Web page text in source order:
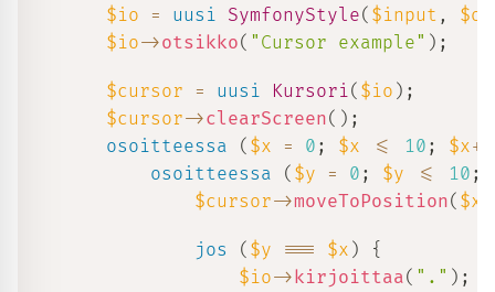
$io
= uusi SymfonyStyle( $input ,
$io->otsikko( "Cursor example" ) ;
$cursor
= uusi Kursori( $io ) ;
$cursor->clearScreen( ) ;
osoitteessa
( $x = 0 ; $x <= 10 ; $x++
osoitteessa
( $y = 0 ; $y <= 10 ;
$cursor->moveToPosition( $x
jos
( $y === $x )
{
$io-> kirjoittaa( "." ) ;